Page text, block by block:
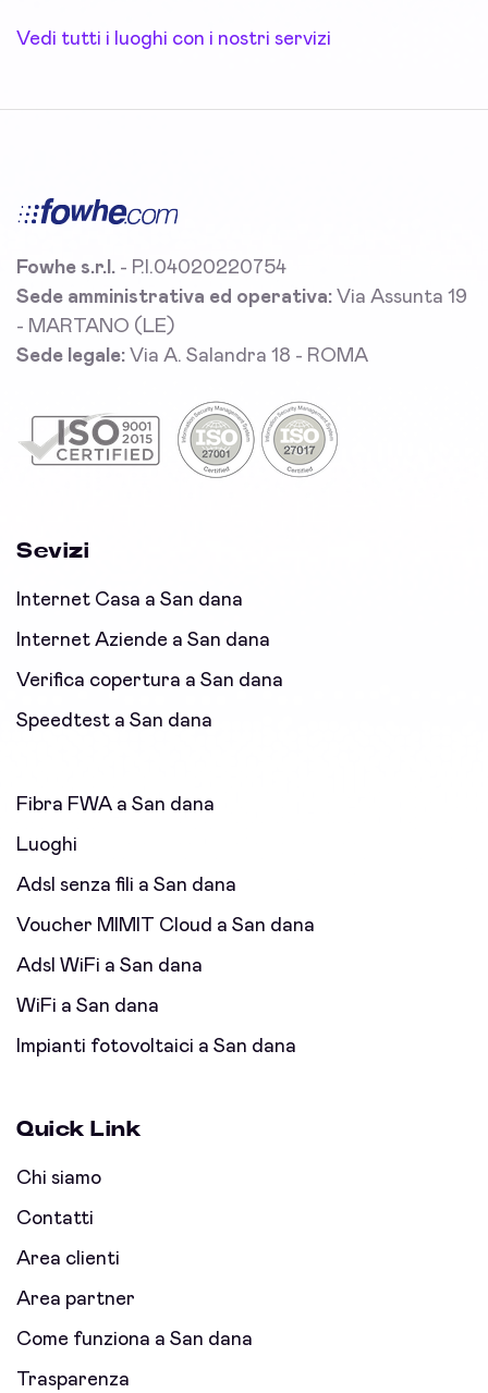
Vedi tutti i luoghi con i nostri servizi
Fowhe s.r.l. - P.I.04020220754
Sede amministrativa ed operativa: Via Assunta 19
- MARTANO (LE)
Sede legale: Via A. Salandra 18 - ROMA
Sevizi
Internet Casa a San dana
Internet Aziende a San dana
Verifica copertura a San dana
Speedtest a San dana
Fibra FWA a San dana
Luoghi
Adsl senza fili a San dana
Voucher MIMIT Cloud a San dana
Adsl WiFi a San dana
WiFi a San dana
Impianti fotovoltaici a San dana
Quick Link
Chi siamo
Contatti
Area clienti
Area partner
Come funziona a San dana
Trasparenza